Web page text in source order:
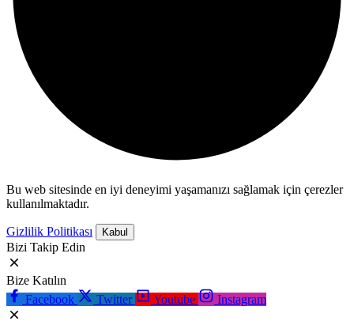
Bu web sitesinde en iyi deneyimi yaşamanızı sağlamak için çerezler
kullanılmaktadır.
Gizlilik Politikası Kabul
Bizi Takip Edin
Bize Katılın
Facebook
Twitter Youtube Instagram